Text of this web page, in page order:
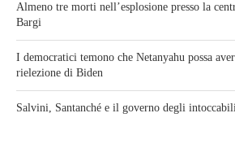
Almeno tre morti nell’esplosione presso la
Bargi
I democratici temono che Netanyahu possa
rielezione di Biden
Salvini, Santanché e il governo degli